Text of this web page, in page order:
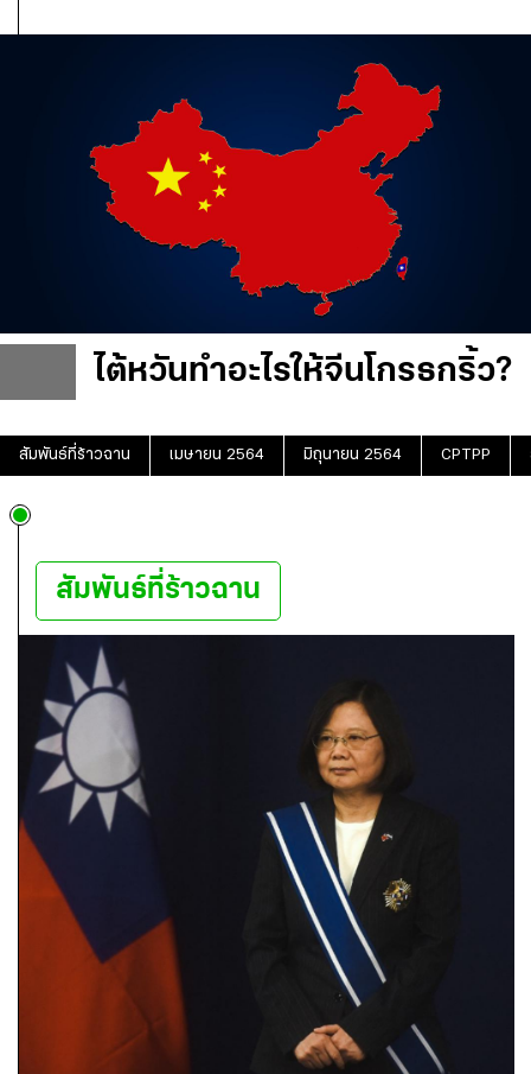
ไต้หวันทำอะไรให้จีนโกรธกริ้ว?
สัมพันธ์ที่ร้าวฉาน เมษายน 2564 มิถุนายน 2564 CPTPP
สัมพันธ์ที่ร้าวฉาน